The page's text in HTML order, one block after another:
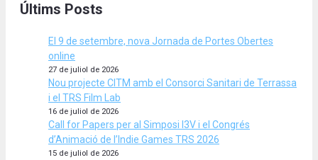
Últims Posts
El 9 de setembre, nova Jornada de Portes Obertes
online
27 de juliol de 2026
Nou projecte CITM amb el Consorci Sanitari de Terrassa
i el TRS Film Lab
16 de juliol de 2026
Call for Papers per al Simposi I3V i el Congrés
d’Animació de l’Indie Games TRS 2026
15 de juliol de 2026